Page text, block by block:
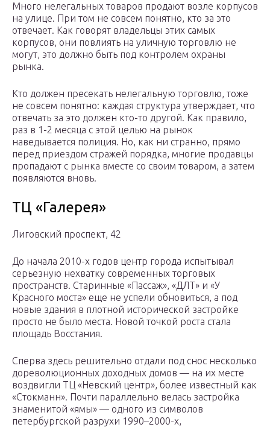
Много нелегальных товаров продают возле корпусов
на улице. При том не совсем понятно, кто за это
отвечает. Как говорят владельцы этих самых
корпусов, они повлиять на уличную торговлю не
могут, это должно быть под контролем охраны
рынка.
Кто должен пресекать нелегальную торговлю, тоже
не совсем понятно: каждая структура утверждает, что
отвечать за это должен кто-то другой. Как правило,
раз в 1-2 месяца с этой целью на рынок
наведывается полиция. Но, как ни странно, прямо
перед приездом стражей порядка, многие продавцы
пропадают с рынка вместе со своим товаром, а затем
появляются вновь.
ТЦ «Галерея»
Лиговский проспект, 42
До начала 2010-х годов центр города испытывал
серьезную нехватку современных торговых
пространств. Старинные «Пассаж», «ДЛТ» и «У
Красного моста» еще не успели обновиться, а под
новые здания в плотной исторической застройке
просто не было места. Новой точкой роста стала
площадь Восстания.
Сперва здесь решительно отдали под снос несколько
дореволюционных доходных домов — на их месте
воздвигли ТЦ «Невский центр», более известный как
«Стокманн». Почти параллельно велась застройка
знаменитой «ямы» — одного из символов
петербургской разрухи 1990–2000-х,